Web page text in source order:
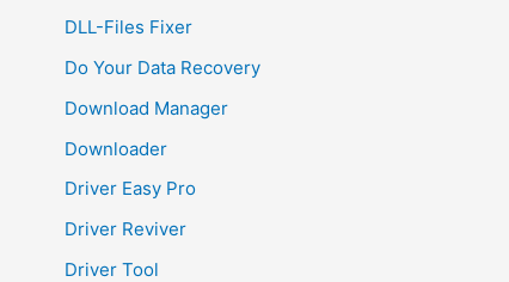
DLL-Files Fixer
Do Your Data Recovery
Download Manager
Downloader
Driver Easy Pro
Driver Reviver
Driver Tool